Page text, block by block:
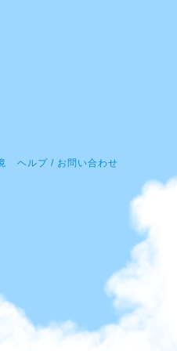
ヘルプ / お問い合わせ